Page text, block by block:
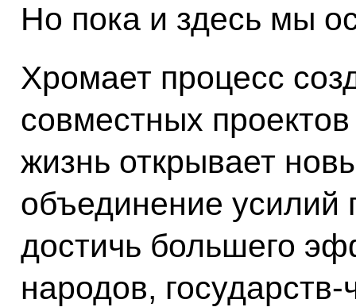
Но пока и здесь мы
Хромает процесс
совместных
жизнь открывает
объединение усилий
достичь большего
народов,